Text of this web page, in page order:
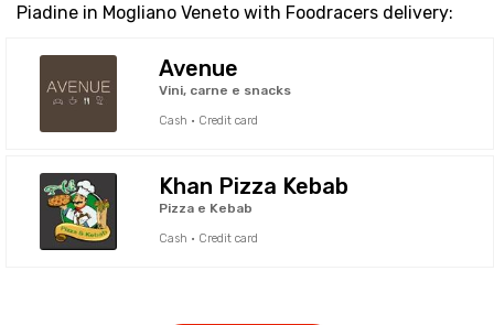
Piadine in Mogliano Veneto with Foodracers delivery:
Avenue
Vini, carne e snacks
Cash · Credit card
Khan Pizza Kebab
Pizza e Kebab
Cash · Credit card